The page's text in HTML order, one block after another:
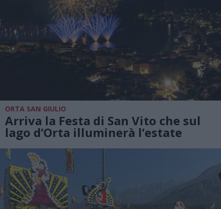
ORTA SAN GIULIO
Arriva la Festa di San Vito che sul
lago d’Orta illuminerà l’estate